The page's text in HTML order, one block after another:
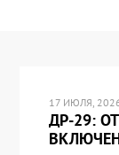
17 ИЮЛЯ,
ДР-29: